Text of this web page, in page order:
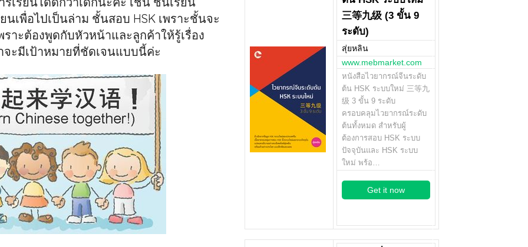
เพื่อไปเป็นล่าม ชั้นสอบ HSK เพราะชั้นจะ
าะต้องพูดกับหัวหน้าและลูกค้าให้รู้เรื่อง
จะมีเป้าหมายที่ชัดเจนแบบนี้ค่ะ
三等九级 (3 ขั้น 9
ระดับ)
สุ่ยหลิน
www.mebmarket.com
หนังสือไวยากรณ์จีนระดับ
ต้น HSK ระบบใหม่ 三等九
级 3 ขั้น 9 ระดับ
ครอบคลุมไวยากรณ์ระดับ
ต้นทั้งหมด สำหรับผู้
ต้องการสอบ HSK ระบบ
ปัจจุบันและ HSK ระบบ
ใหม่ พร้อ…
Get it now